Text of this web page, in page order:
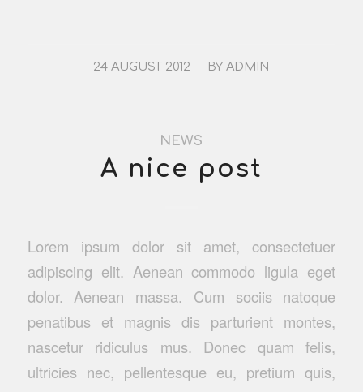
24 AUGUST 2012
/ BYADMIN
NEWS
A nice post
Lorem ipsum dolor sit amet, consectetuer
adipiscing elit. Aenean commodo ligula eget
dolor. Aenean massa. Cum sociis natoque
penatibus et magnis dis parturient montes,
nascetur ridiculus mus. Donec quam felis,
ultricies nec, pellentesque eu, pretium quis,